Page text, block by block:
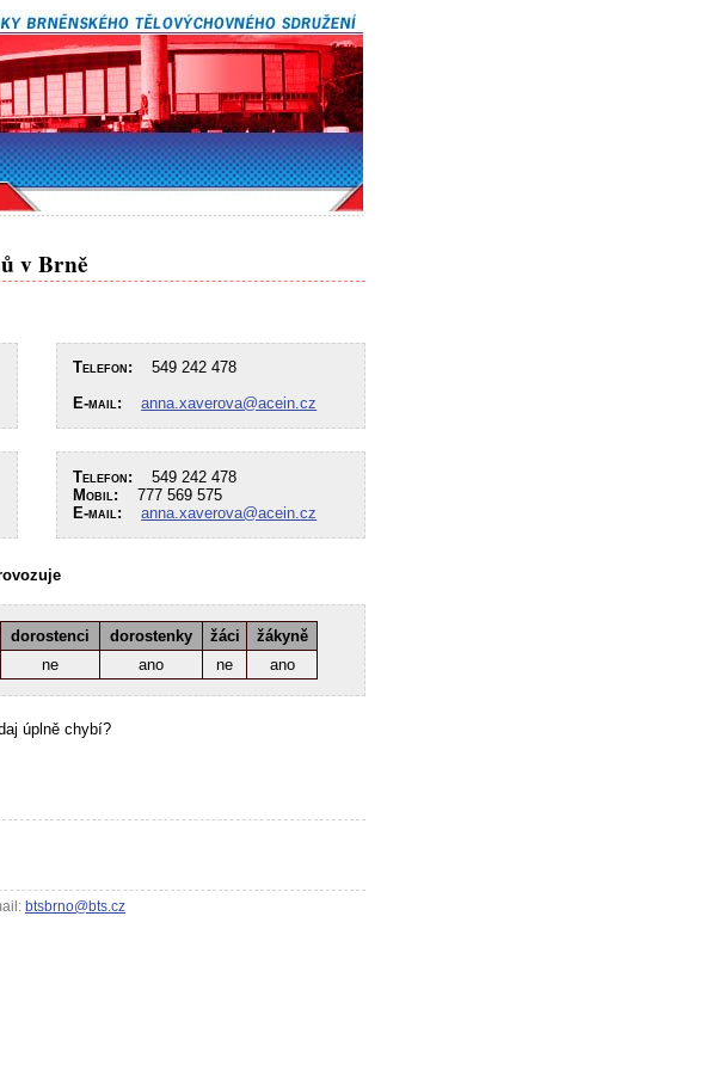
v Brně
Telefon: 549 242 478
E-mail:
anna.xaverova@acein.cz
Telefon: 549 242 478
Mobil: 777 569 575
E-mail:
anna.xaverova@acein.cz
dorostenci dorostenky žáci
žákyně
ne ano ne ano
úplně chybí?
btsbrno@bts.cz